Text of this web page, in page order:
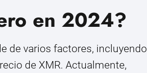
en 2024?
de varios factores, incluyendo
de XMR. Actualmente,